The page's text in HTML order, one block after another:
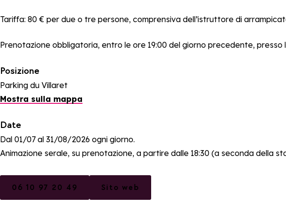
Tariffa: 80 € per due o tre persone, comprensiva dell’istruttore di
Prenotazione obbligatoria, entro le ore 19:00 del giorno precedente, presso
Posizione
Parking du Villaret
Mostra sulla mappa
Date
Dal 01/07 al 31/08/2026 ogni giorno.
Animazione serale, su prenotazione, a partire dalle 18:30 (a seconda della
06 10 97 20 49 Sito web